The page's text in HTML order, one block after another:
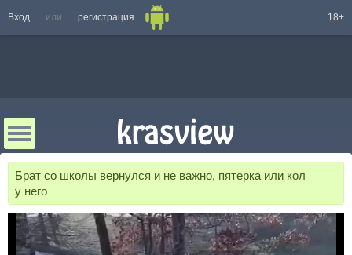
Вход или регистрация 18+
Брат со школы вернулся и не важно, пятерка или кол
у него